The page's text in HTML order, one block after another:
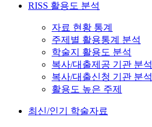
RISS 활용도 분석
자료 현황 통계
주제별 활용통계 분석
학술지 활용도 분석
복사/대출제공 기관 분석
복사/대출신청 기관 분석
활용도 높은 주제
최신/인기 학술자료